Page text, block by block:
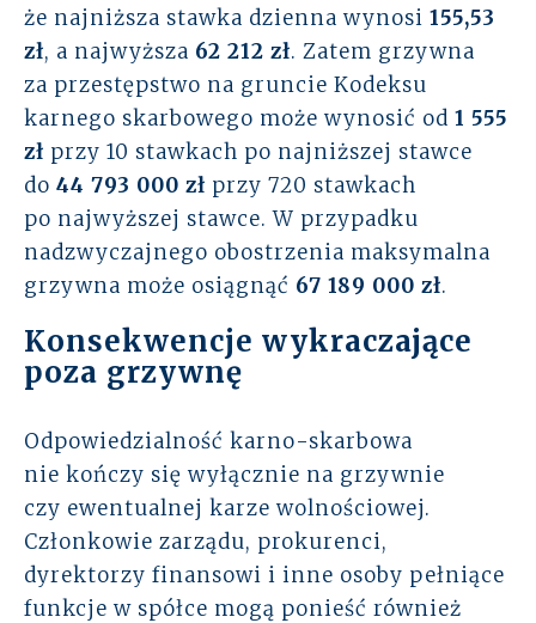
że najniższa stawka dzienna wynosi 155,53
zł, a najwyższa 62 212 zł. Zatem grzywna
za przestępstwo na gruncie Kodeksu
karnego skarbowego może wynosić od 1 555
zł przy 10 stawkach po najniższej stawce
do 44 793 000 zł przy 720 stawkach
po najwyższej stawce. W przypadku
nadzwyczajnego obostrzenia maksymalna
grzywna może osiągnąć 67 189 000 zł.
Konsekwencje wykraczające
poza grzywnę
Odpowiedzialność karno-skarbowa
nie kończy się wyłącznie na grzywnie
czy ewentualnej karze wolnościowej.
Członkowie zarządu, prokurenci,
dyrektorzy finansowi i inne osoby pełniące
funkcje w spółce mogą ponieść również